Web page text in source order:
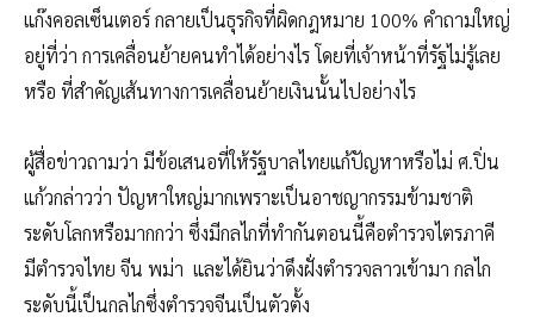
แก๊งคอลเซ็นเตอร์ กลายเป็นธุรกิจที่ผิดกฎหมาย 100% คำถามใหญ่
อยู่ที่ว่า การเคลื่อนย้ายคนทำได้อย่างไร โดยที่เจ้าหน้าที่รัฐไม่รู้เลย
หรือ ที่สำคัญเส้นทางการเคลื่อนย้ายเงินนั้นไปอย่างไร
ผู้สื่อข่าวถามว่า มีข้อเสนอที่ให้รัฐบาลไทยแก้ปัญหาหรือไม่ ศ.ปิ่น
แก้วกล่าวว่า ปัญหาใหญ่มากเพราะเป็นอาชญากรรมข้ามชาติ
ระดับโลกหรือมากกว่า ซึ่งมีกลไกที่ทำกันตอนนี้คือตำรวจไตรภาคี
มีตำรวจไทย จีน พม่า และได้ยินว่าดึงฝั่งตำรวจลาวเข้ามา กลไก
ระดับนี้เป็นกลไกซึ่งตำรวจจีนเป็นตัวตั้ง